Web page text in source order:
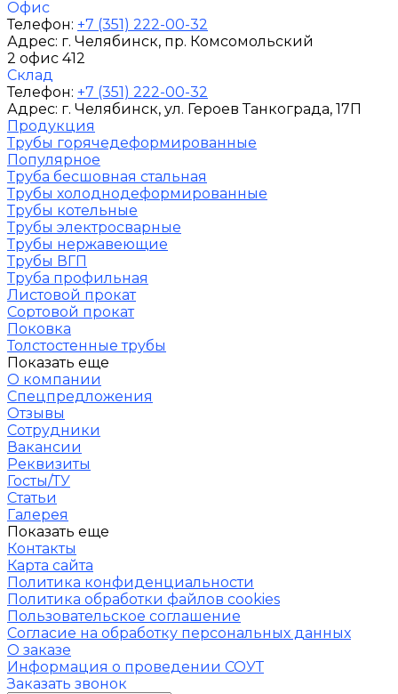
Офис
Телефон: +7 (351) 222-00-32
Адрес: г. Челябинск, пр. Комсомольский
2 офис 412
Склад
Телефон: +7 (351) 222-00-32
Адрес: г. Челябинск, ул. Героев Танкограда, 17П
Продукция
Трубы горячедеформированные
Популярное
Труба бесшовная стальная
Трубы холоднодеформированные
Трубы котельные
Трубы электросварные
Трубы нержавеющие
Трубы ВГП
Труба профильная
Листовой прокат
Сортовой прокат
Поковка
Толстостенные трубы
Показать еще
О компании
Спецпредложения
Отзывы
Сотрудники
Вакансии
Реквизиты
Госты/ТУ
Статьи
Галерея
Показать еще
Контакты
Карта сайта
Политика конфиденциальности
Политика обработки файлов cookies
Пользовательское соглашение
Согласие на обработку персональных данных
О заказе
Информация о проведении СОУТ
Заказать звонок